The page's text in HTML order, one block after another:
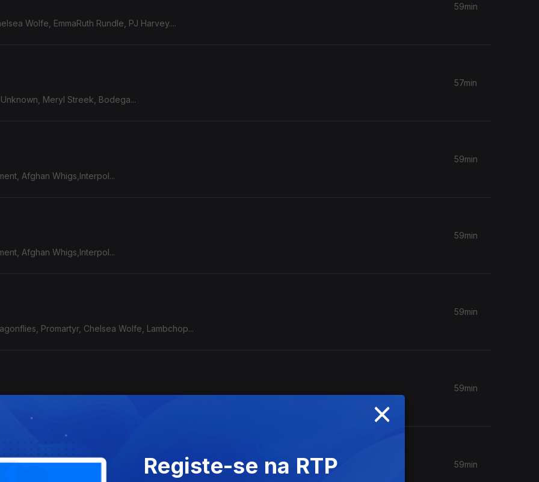
Wolfe, EmmaRuth Rundle, PJ Harvey....
59min
Meryl Streek, Bodega...
57min
Afghan Whigs,Interpol...
59min
Afghan Whigs,Interpol...
59min
Promartyr, Chelsea Wolfe, Lambchop...
59min
N8noface, YHWH Nailgun...
59min
59min
×
Registe-se na RTP